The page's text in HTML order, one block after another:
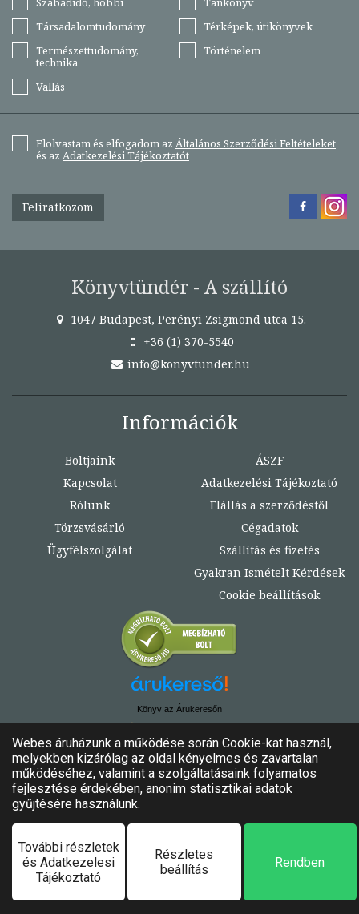
Társadalomtudomány
Térképek, útikönyvek
Természettudomány,
technika
Történelem
Vallás
Elolvastam és elfogadom az Általános Szerződési Feltételeket
és az Adatkezelési Tájékoztatót
Feliratkozom
Könyvtündér - A szállító
1047 Budapest, Perényi Zsigmond utca 15.
+36 (1) 370-5540
info@konyvtunder.hu
Információk
Boltjaink
Kapcsolat
Rólunk
Törzsvásárló
Ügyfélszolgálat
ÁSZF
Adatkezelési Tájékoztató
Elállás a szerződéstől
Cégadatok
Szállítás és fizetés
Gyakran Ismételt Kérdések
Cookie beállítások
Könyv az Árukeresőn
Minden jog fenntartva!
Felhasználási feltételek